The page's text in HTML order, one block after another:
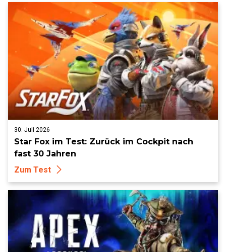
30. Juli 2026
Star Fox im Test: Zurück im Cockpit nach
fast 30 Jahren
Zum Test